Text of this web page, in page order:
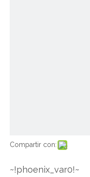
Compartir con:
~!phoenix_var0!~